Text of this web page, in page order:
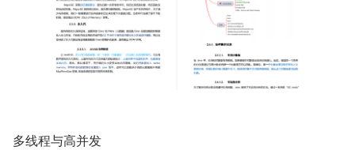
多线程与高并发